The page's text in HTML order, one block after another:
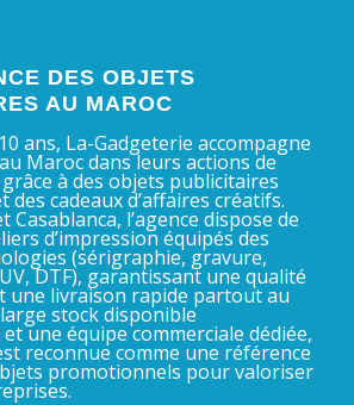
DES OBJETS
AU MAROC
ans, La-Gadgeterie accompagne
Maroc dans leurs actions de
à des objets publicitaires
des cadeaux d’affaires créatifs.
Casablanca, l’agence dispose de
d’impression équipés des
(sérigraphie, gravure,
DTF), garantissant une qualité
une livraison rapide partout au
stock disponible
une équipe commerciale dédiée,
reconnue comme une référence
promotionnels pour valoriser